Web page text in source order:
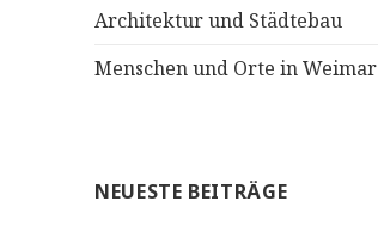
Architektur und Städtebau
Menschen und Orte in Weimar
NEUESTE BEITRÄGE